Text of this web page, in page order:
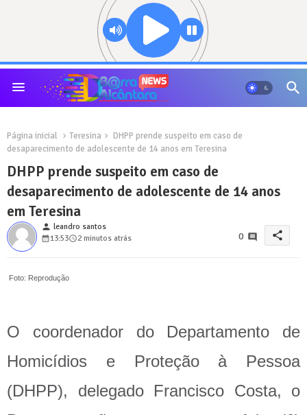
Página inicial Teresina
DHPP prende suspeito em caso de
desaparecimento de adolescente de 14 anos em Teresina
DHPP prende suspeito em caso de
desaparecimento de adolescente de 14 anos
em Teresina
person leandro santos
13:53
2 minutos atrás 0 share
Foto: Reprodução
O coordenador do Departamento de
Homicídios e Proteção à Pessoa
(DHPP), delegado Francisco Costa, o